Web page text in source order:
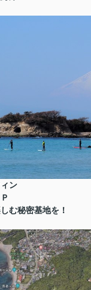
ン
む秘密基地を！